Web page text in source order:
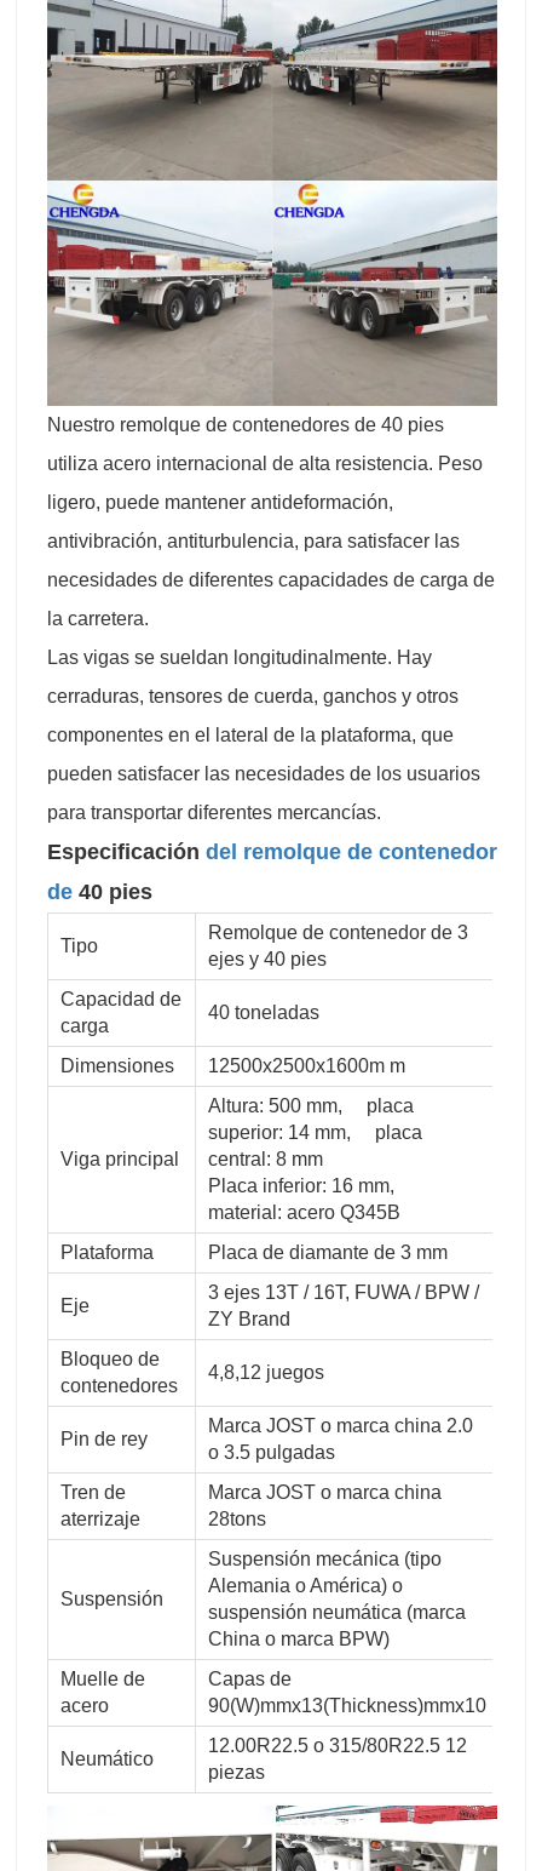
Nuestro remolque de contenedores de 40 pies
utiliza acero internacional de alta resistencia. Peso
ligero, puede mantener antideformación,
antivibración, antiturbulencia, para satisfacer las
necesidades de diferentes capacidades de carga de
la carretera.
Las vigas se sueldan longitudinalmente. Hay
cerraduras, tensores de cuerda, ganchos y otros
componentes en el lateral de la plataforma, que
pueden satisfacer las necesidades de los usuarios
para transportar diferentes mercancías.
Especificación del remolque de contenedor
de 40 pies
Tipo
Remolque de contenedor de 3
ejes y 40 pies
Capacidad de
carga
40 toneladas
Dimensiones 12500x2500x1600m m
Viga principal
Altura: 500 mm, placa
superior: 14 mm, placa
central: 8 mm
Placa inferior: 16 mm,
material: acero Q345B
Plataforma
Placa de diamante de 3 mm
Eje
3 ejes 13T / 16T, FUWA / BPW /
ZY Brand
Bloqueo de
contenedores
4,8,12 juegos
Pin de rey
Marca JOST o marca china 2.0
o 3.5 pulgadas
Tren de
aterrizaje
Marca JOST o marca china
28tons
Suspensión
Suspensión mecánica (tipo
Alemania o América) o
suspensión neumática (marca
China o marca BPW)
Muelle de
acero
Capas de
90(W)mmx13(Thickness)mmx10
Neumático
12.00R22.5 o 315/80R22.5 12
piezas